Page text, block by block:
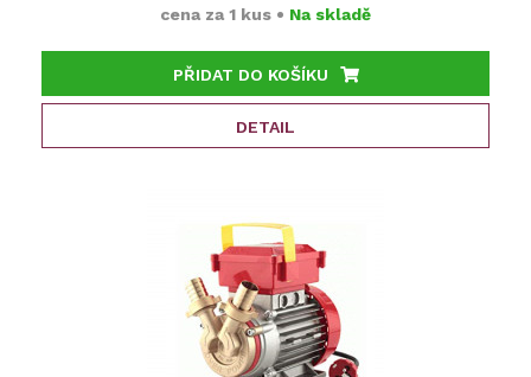
cena za 1 kus • Na skladě
PŘIDAT DO KOŠÍKU
DETAIL